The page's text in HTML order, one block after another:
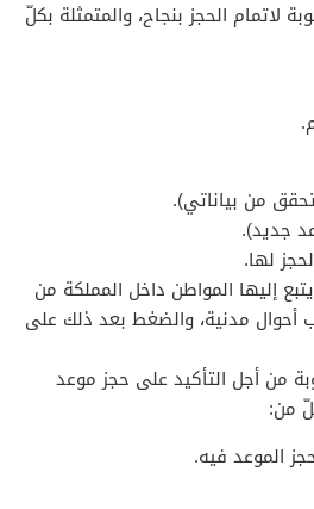
لاتمام الحجز بنجاح، والمتمثلة بكلّ
من بياناتي).
جديد).
لها.
إليها المواطن داخل المملكة من
أحوال مدنية، والضغط بعد ذلك على
من أجل التأكيد على حجز موعد
من:
الموعد فيه.